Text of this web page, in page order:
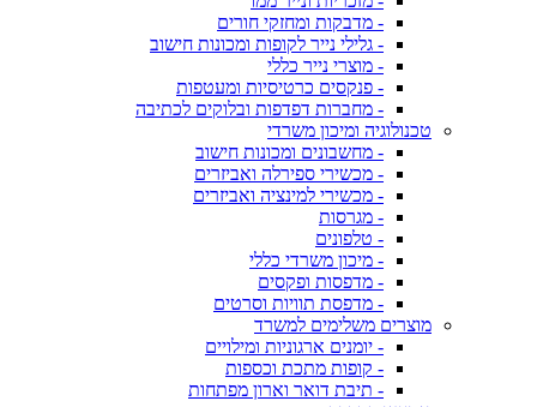
- מדבקות ומחזקי חורים
- גלילי נייר לקופות ומכונות חישוב
- מוצרי נייר כללי
- פנקסים כרטיסיות ומעטפות
- מחברות דפדפות ובלוקים לכתיבה
טכנולוגיה ומיכון משרדי
- מחשבונים ומכונות חישוב
- מכשירי ספירלה ואביזרים
- מכשירי למינציה ואביזרים
- מגרסות
- טלפונים
- מיכון משרדי כללי
- מדפסות ופקסים
- מדפסת תוויות וסרטים
מוצרים משלימים למשרד
- יומנים ארגוניות ומילויים
- קופות מתכת וכספות
- תיבת דואר וארון מפתחות